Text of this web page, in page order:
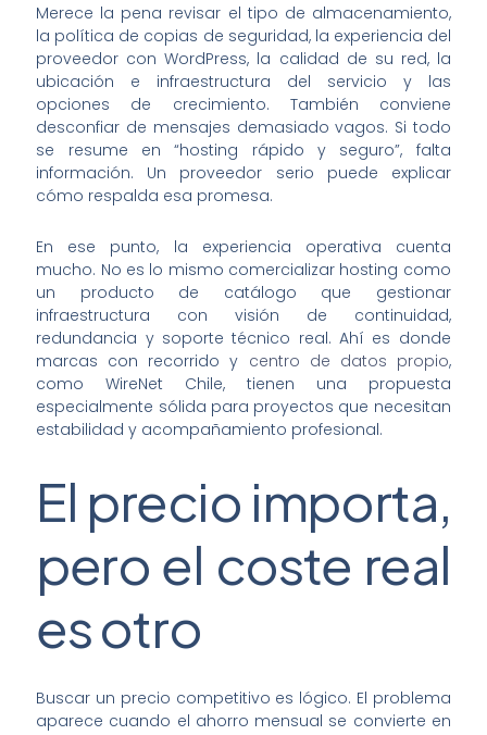
Merece la pena revisar el tipo de almacenamiento,
la política de copias de seguridad, la experiencia del
proveedor con WordPress, la calidad de su red, la
ubicación e infraestructura del servicio y las
opciones de crecimiento. También conviene
desconfiar de mensajes demasiado vagos. Si todo
se resume en “hosting rápido y seguro”, falta
información. Un proveedor serio puede explicar
cómo respalda esa promesa.
En ese punto, la experiencia operativa cuenta
mucho. No es lo mismo comercializar hosting como
un producto de catálogo que gestionar
infraestructura con visión de continuidad,
redundancia y soporte técnico real. Ahí es donde
marcas con recorrido y centro de datos propio,
como WireNet Chile, tienen una propuesta
especialmente sólida para proyectos que necesitan
estabilidad y acompañamiento profesional.
El precio importa,
pero el coste real
es otro
Buscar un precio competitivo es lógico. El problema
aparece cuando el ahorro mensual se convierte en